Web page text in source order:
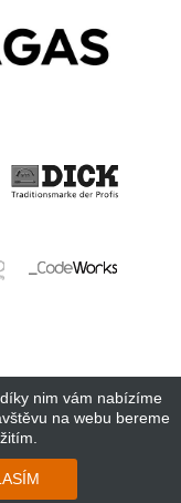
Europe s.r.o.
nim vám nabízíme
na webu bereme